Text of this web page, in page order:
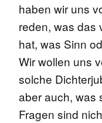
haben wir uns
reden, was das
hat, was Sinn
Wir wollen uns
solche
aber auch, was
Fragen sind